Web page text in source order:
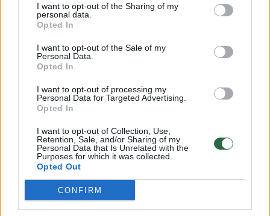
I want to opt-out of the Sharing of my
personal data.
Opted In
I want to opt-out of the Sale of my
Personal Data.
Opted In
I want to opt-out of processing my
Personal Data for Targeted Advertising.
Opted In
I want to opt-out of Collection, Use,
Retention, Sale, and/or Sharing of my
Personal Data that Is Unrelated with the
Purposes for which it was collected.
Opted Out
CONFIRM
Byla buvo nagrinėjama uždaruose
šiek tiek paaiškino verdikto motyvus.
„D.Jakaitė kaip gydytoja, verstis tokia
praktika neturėjo. Ji apžiūrėdavo
naujagimius, o ne mamas“, – sakė teisėjas
Robertas Rainys.
Atliekant ikiteisminį tyrimą nustatyta
daugybė gimdymo namuose atvejų, per